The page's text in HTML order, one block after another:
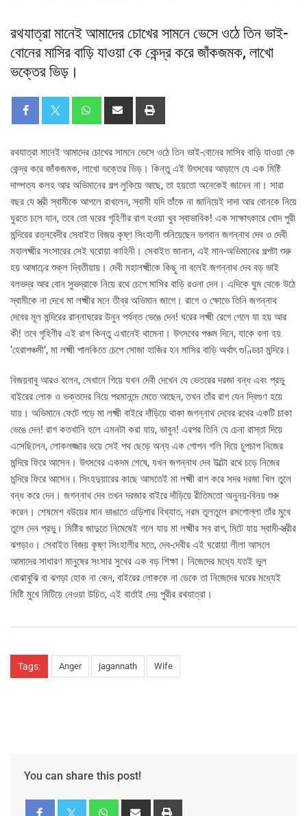
রথযাত্রা মানেই আমাদের চোখের সামনে ভেসে ওঠে তিন ভাই-
বোনের মাসির বাড়ি যাওয়া কে কেন্দ্র করে জাঁকজমক, লাখো
ভক্তের ভিড়।
রথযাত্রা মানেই আমাদের চোখের সামনে ভেসে ওঠে তিন ভাই-বোনের মাসির বাড়ি যাওয়া কে
কেন্দ্র করে জাঁকজমক, লাখো ভক্তের ভিড়। কিন্তু এই উৎসবের আড়ালে যে এক মিষ্টি
দাম্পত্য কলহ আর অভিমানের গল্প লুকিয়ে আছে, তা হয়তো অনেকেই জানেন না। সারা
বছর যে স্ত্রী স্বামীকে আগলে রাখলেন, স্বামী যদি তাঁকে না জানিয়েই দাদা আর বোনকে নিয়ে
ঘুরতে চলে যান, তবে তো ঘরের গৃহিণীর রাগ হওয়া খুব স্বাভাবিক! এক সাক্ষাৎকারে খোদ পুরী
মন্দিরের রত্নবেদীর সেবাইত বিজয় কৃষ্ণ সিংহালী শুনিয়েছেন ভগবান জগন্নাথ দেব ও দেবী
মহালক্ষ্মীর সংসারের সেই ঘরোয়া কাহিনী। সেবাইত জানান, এই মান-অভিমানের গল্পটা শুরু
হয় আষাঢ়ের শুক্ল দ্বিতীয়ায়। দেবী মহালক্ষ্মীকে কিছু না বলেই জগন্নাথ দেব বড় ভাই
বলভদ্র আর বোন সুভদ্রাকে নিয়ে রথে চেপে মাসির বাড়ি রওনা দেন। এদিকে ঘুম থেকে উঠে
স্বামীকে না দেখে মা লক্ষ্মীর মনে তীব্র অভিমান জাগে। রাগে ও ক্ষোভে তিনি জগন্নাথ
দেবের মূল মন্দিরের রান্নাঘরের উনুন পর্যন্ত ভেঙে দেন! ঘরের লক্ষ্মী রেগে গেলে যা হয় আর
কী! তবে গৃহিণীর এই রাগ কিন্তু এখানেই থামেনা। উৎসবের পঞ্চম দিনে, যাকে বলা হয়
‘হেরাপঞ্চমী’, মা লক্ষ্মী পালকিতে চেপে সোজা হাজির হন মাসির বাড়ি অর্থাৎ গুণ্ডিচা মন্দিরে।
বিজয়বাবু আরও বলেন, সেখানে গিয়ে যখন দেবী দেখেন যে ভেতরের দরজা বন্ধ এবং প্রভু
বাইরের লোক ও ভক্তদের নিয়ে পরমানন্দে মেতে আছেন, তখন তাঁর রাগ যেন দ্বিগুণ হয়ে
যায়। অভিমানে ফেটে পড়ে মা লক্ষ্মী বাইরে দাঁড়িয়ে থাকা জগন্নাথ দেবের রথের একটি চাকা
ভেঙে দেন! রাগ কতখানি হলে এমনটা করা যায়, ভাবুন! এরপর তিনি যে চেনা রাস্তা দিয়ে
এসেছিলেন, লোকলজ্জার ভয়ে সেই পথ ছেড়ে অন্য এক গোপন গলি দিয়ে চুপচাপ নিজের
মন্দিরে ফিরে আসেন। উৎসবের একদম শেষে, যখন জগন্নাথ দেব উল্টো রথে চড়ে নিজের
মন্দিরে ফিরে আসেন। সিংহদুয়ারের কাছে আসতেই মা লক্ষ্মী রাগ করে সদর দরজা খিল তুলে
বন্ধ করে দেন। জগন্নাথ দেব তখন দরজার বাইরে দাঁড়িয়ে রীতিমতো অনুনয়-বিনয় শুরু
করেন। শেষমেশ বউয়ের মান ভাঙাতে ওড়িশার বিখ্যাত, নরম তুলতুলে রসগোল্লা তাঁর মুখে
তুলে দেন প্রভু। মিষ্টির জাদুতে নিমেষেই গলে যায় মা লক্ষ্মীর সব রাগ, মিটে যায় স্বামী-স্ত্রীর
ঝগড়াও। সেবাইত বিজয় কৃষ্ণ সিংহালীর মতে, দেব-দেবীর এই ঘরোয়া লীলা আসলে
আমাদের সাধারণ মানুষের সংসার সুখের এক বড় শিক্ষা। নিজেদের মধ্যে যতই ভুল
বোঝাবুঝি বা ঝগড়া হোক না কেন, বাইরের লোককে না ডেকে তা নিজেদের ঘরের মধ্যেই
মিষ্টি মুখে মিটিয়ে নেওয়া উচিত, এই বার্তাই দেয় পুরীর রথযাত্রা।
Tags: Anger jagannath Wife
You can share this post!